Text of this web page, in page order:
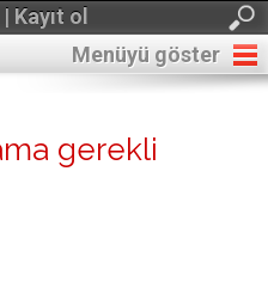
Kayıt ol
Menüyü göster
gerekli